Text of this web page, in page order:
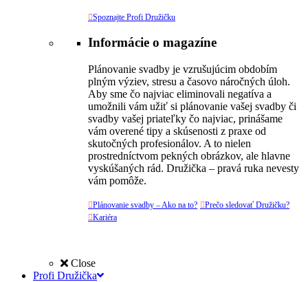
Spoznajte Profi Družičku
Informácie o magazíne
Plánovanie svadby je vzrušujúcim obdobím
plným výziev, stresu a časovo náročných úloh.
Aby sme čo najviac eliminovali negatíva a
umožnili vám užiť si plánovanie vašej svadby či
svadby vašej priateľky čo najviac, prinášame
vám overené tipy a skúsenosti z praxe od
skutočných profesionálov. A to nielen
prostredníctvom pekných obrázkov, ale hlavne
vyskúšaných rád. Družička – pravá ruka nevesty
vám pomôže.
Plánovanie svadby – Ako na to? Prečo sledovať Družičku?
Kariéra
Close
Profi Družička